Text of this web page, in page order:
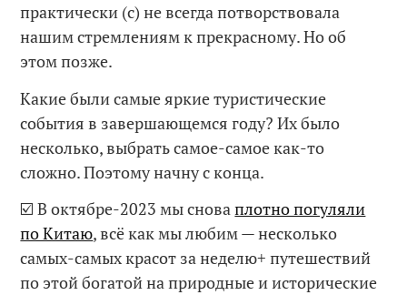
практически (с) не всегда потворствовала
нашим стремлениям к прекрасному. Но об
этом позже.
Какие были самые яркие туристические
события в завершающемся году? Их было
несколько, выбрать самое-самое как-то
сложно. Поэтому начну с конца.
☑️ В октябре-2023 мы сноваплотно погуляли
по Китаю, всё как мы любим — несколько
самых-самых красот за неделю+ путешествий
по этой богатой на природные и исторические